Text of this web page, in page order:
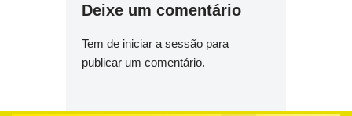
Deixe um comentário
Tem de iniciar a sessão para
publicar um comentário.